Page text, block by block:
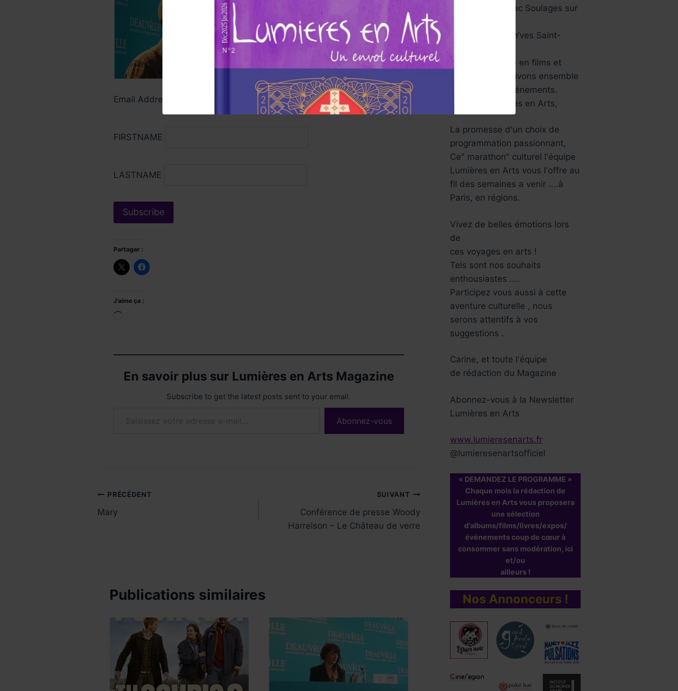
Réservez !
Email Address*
FIRSTNAME
LASTNAME
Partager :
J’aime ça :
En savoir plus sur Lumières en Arts Magazine
Subscribe to get the latest posts sent to your email.
Abonnez-vous
Navigation
de
PRÉCÉDENT
Mary
SUIVANT
Conférence de presse Woody
Harrelson – Le Château de verre
Publications similaires
Luxembourg avec Soulages sur
Aussi le musée Yves Saint-
Une année riche en films et
festivals, bref ,vivons ensemble
tous ces jolis événements.
L’équipe Lumières en Arts,
La promesse d'un choix de
programmation passionnant,
Ce" marathon" culturel l'équipe
Lumières en Arts vous l'offre au
fil des semaines a venir ....à
Paris, en régions.
Vivez de belles émotions lors
de
ces voyages en arts !
Tels sont nos souhaits
enthousiastes ....
Participez vous aussi à cette
aventure culturelle , nous
serons attentifs à vos
suggestions .
Carine, et toute l'équipe
de rédaction du Magazine
Abonnez-vous à la Newsletter
Lumières en Arts
www.lumieresenarts.fr
@lumieresenartsofficiel
« DEMANDEZ LE PROGRAMME »
Chaque mois la rédaction de
Lumières en Arts vous proposera
une sélection
d'albums/films/livres/expos/
événements coup de cœur à
consommer sans modération, ici
et/ou
ailleurs !
Nos Annonceurs !